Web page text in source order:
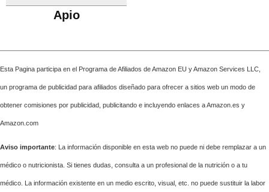
Apio
Esta Pagina participa en el Programa de Afiliados de Amazon EU y Amazon Services LLC,
un programa de publicidad para afiliados diseñado para ofrecer a sitios web un modo de
obtener comisiones por publicidad, publicitando e incluyendo enlaces a Amazon.es y
Amazon.com
Aviso importante: La información disponible en esta web no puede ni debe remplazar a un
médico o nutricionista. Si tienes dudas, consulta a un profesional de la nutrición o a tu
médico. La información existente en un medio escrito, visual, etc. no puede sustituir la labor